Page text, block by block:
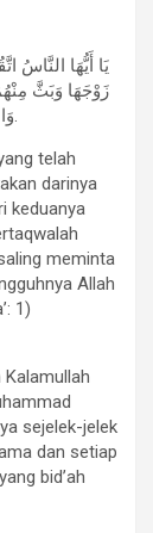
يَا أَيُّهَا النَّاسُ
زَوْجَهَا وَبَثَّ
وَالأَرْحَامَ إِنَّ اللّهَ كَانَ عَلَيْكُمْ رَقِيبًا (1) سورة النساء.
telah
darinya
keduanya
meminta
Allah
1)
sejelek-jelek
dan setiap
bid’ah